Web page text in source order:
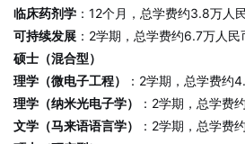
临床药剂学 ：12个月，总学费约3.8万人
可持续发展 ：2学期，总学费约6.7万人民
硕士（混合型）
理学（微电子工程）
：2学期，总学费约
理学（纳米光电子学）
：2学期，总学费
文学（马来语语言学）
：2学期，总学费